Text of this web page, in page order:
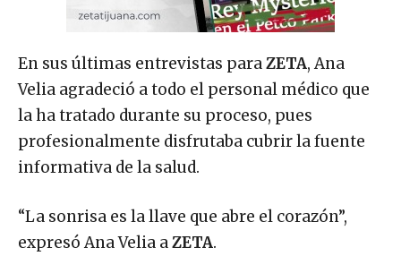
En sus últimas entrevistas paraZETA, Ana
Velia agradeció a todo el personal médico que
la ha tratado durante su proceso, pues
profesionalmente disfrutaba cubrir la fuente
informativa de la salud.
“La sonrisa es la llave que abre el corazón”,
expresó Ana Velia aZETA.